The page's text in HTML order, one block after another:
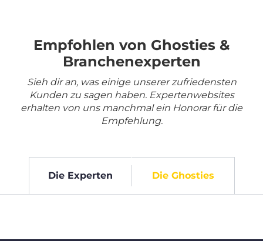
Empfohlen von Ghosties &
Branchenexperten
Sieh dir an, was einige unserer zufriedensten
Kunden zu sagen haben. Expertenwebsites
erhalten von uns manchmal ein Honorar für die
Empfehlung.
Die Experten Die Ghosties